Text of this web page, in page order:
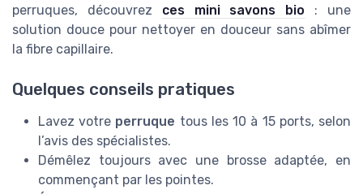
perruques, découvrez ces mini savons bio : une
solution douce pour nettoyer en douceur sans abîmer
la fibre capillaire.
Quelques conseils pratiques
Lavez votre perruque tous les 10 à 15 ports, selon
l’avis des spécialistes.
Démêlez toujours avec une brosse adaptée, en
commençant par les pointes.